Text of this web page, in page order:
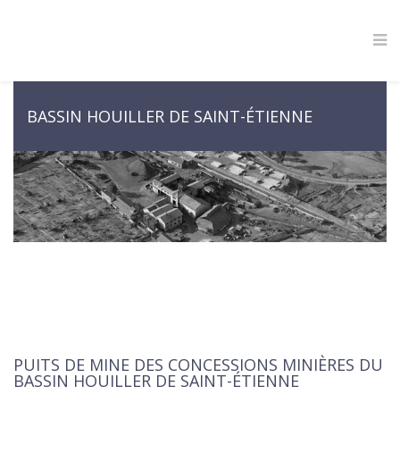
BASSIN HOUILLER DE SAINT-ÉTIENNE
PUITS DE MINE DES CONCESSIONS MINIÈRES DU
BASSIN HOUILLER DE SAINT-ÉTIENNE